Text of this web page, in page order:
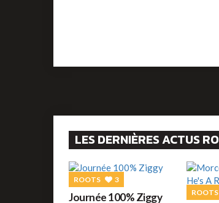
LES DERNIÈRES ACTUS
ROOTS 3
Journée 100% Ziggy
ROOTS